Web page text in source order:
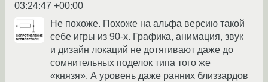
03:24:47 +00:00
Не похоже. Похоже на альфа версию такой
себе игры из 90-х. Графика, анимация, звук
и дизайн локаций не дотягивают даже до
сомнительных поделок типа того же
«князя». А уровень даже ранних близзардов